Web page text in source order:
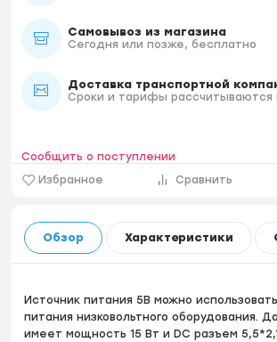
Самовывоз из магазина
Сегодня или позже, бесплатно
Доставка транспортной
Сроки и тарифы рассчитываются
Избранное Сравнить
Сообщить о поступлении
Обзор Характеристики
Источник питания 5В можно
питания низковольтного оборудования.
имеет мощность 15 Вт и DC разъем